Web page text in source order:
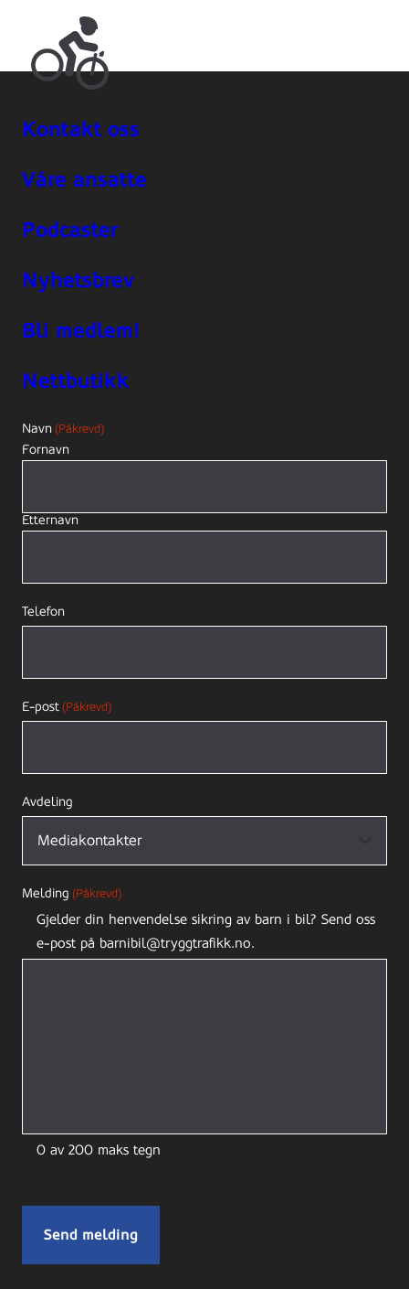
Kontakt oss
Våre ansatte
Podcaster
Nyhetsbrev
Bli medlem!
Nettbutikk
Navn (Påkrevd)
Fornavn
Etternavn
Telefon
E-post (Påkrevd)
Avdeling
Melding (Påkrevd)
Gjelder din henvendelse sikring av barn i bil? Send oss
e-post på barnibil@tryggtrafikk.no.
0 av 200 maks tegn